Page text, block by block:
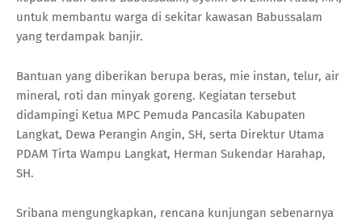
untuk membantu warga di sekitar kawasan Babussalam
yang terdampak banjir.
Bantuan yang diberikan berupa beras, mie instan, telur, air
mineral, roti dan minyak goreng. Kegiatan tersebut
didampingi Ketua MPC Pemuda Pancasila Kabupaten
Langkat, Dewa Perangin Angin, SH, serta Direktur Utama
PDAM Tirta Wampu Langkat, Herman Sukendar Harahap,
SH.
Sribana mengungkapkan, rencana kunjungan sebenarnya